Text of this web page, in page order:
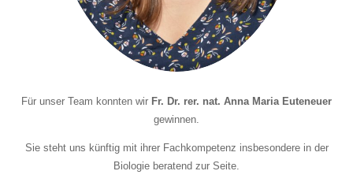
Für unser Team konnten wir Fr. Dr. rer. nat. Anna Maria Euteneuer
gewinnen.
Sie steht uns künftig mit ihrer Fachkompetenz insbesondere in der
Biologie beratend zur Seite.